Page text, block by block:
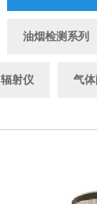
油烟检测系列
辐射仪 气